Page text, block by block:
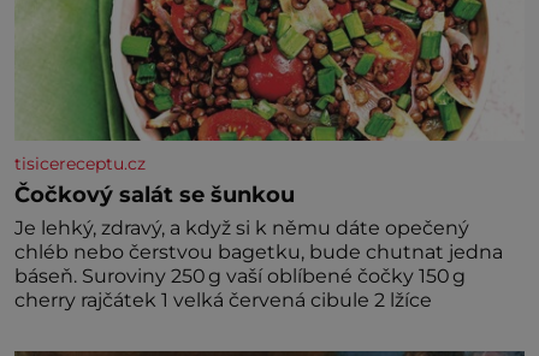
tisicereceptu.cz
Čočkový salát se šunkou
Je lehký, zdravý, a když si k němu dáte opečený
chléb nebo čerstvou bagetku, bude chutnat jedna
báseň. Suroviny 250 g vaší oblíbené čočky 150 g
cherry rajčátek 1 velká červená cibule 2 lžíce